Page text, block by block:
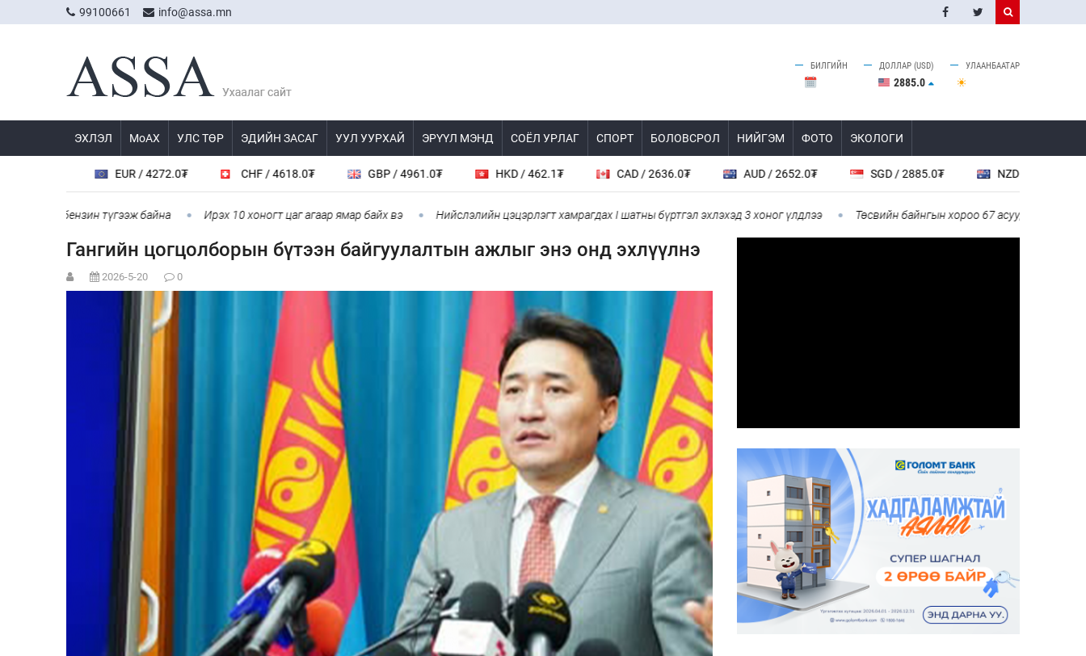
99100661 info@assa.mn
БИЛГИЙН ДОЛЛАР (USD)
2885.0
УЛААНБААТАР
ЭХЛЭЛ МоАХ УЛС ТӨР ЭДИЙН ЗАСАГ УУЛ УУРХАЙ ЭРҮҮЛ МЭНД СОЁЛ УРЛАГ СПОРТ БОЛОВСРОЛ НИЙГЭМ ФОТО ЭКОЛОГИ
EUR / 4272.0₮ CHF / 4618.0₮ GBP / 4961.0₮ HKD / 462.1₮ CAD / 2636.0₮ AUD / 2652.0₮ SGD / 2885.0₮ NZD / 2232.0₮
түгээж байна Ирэх 10 хоногт цаг агаар ямар байх вэ Нийслэлийн цэцэрлэгт хамрагдах I шатны бүртгэл эхлэхэд 3 хоног үлдлээ Төсвийн байнгын хороо 67 асуудал хэлэлцэж,
Гангийн цогцолборын бүтээн байгуулалтын ажлыг энэ онд эхлүүлнэ
2026-5-20 0